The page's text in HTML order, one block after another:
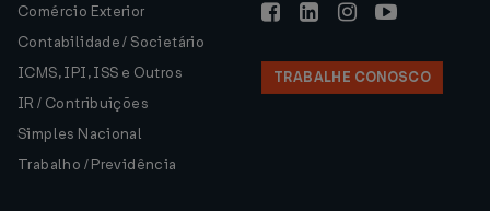
Comércio Exterior
Contabilidade / Societário
ICMS, IPI, ISS e Outros
IR / Contribuições
Simples Nacional
Trabalho / Previdência
TRABALHE CONOSCO